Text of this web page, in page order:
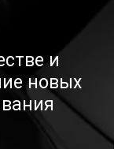
и
новых